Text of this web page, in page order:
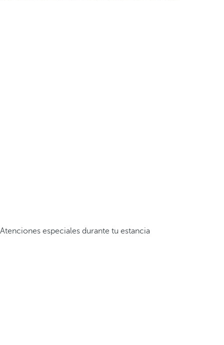
Atenciones especiales durante tu estancia